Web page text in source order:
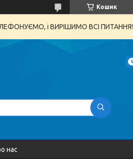
Кошик
і ВИРІШИМО ВСІ ПИТАННЯ!
нас